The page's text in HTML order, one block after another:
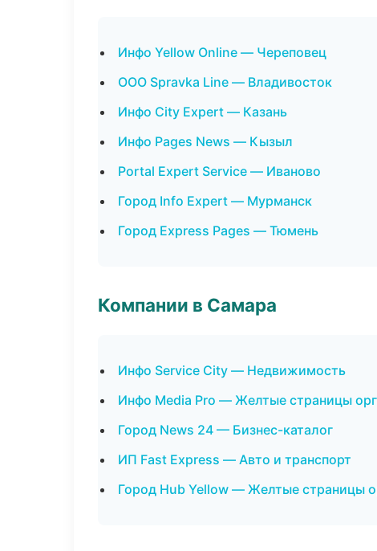
Инфо Yellow Online — Череповец
ООО Spravka Line — Владивосток
Инфо City Expert — Казань
Инфо Pages News — Кызыл
Portal Expert Service — Иваново
Город Info Expert — Мурманск
Город Express Pages — Тюмень
Компании в Самара
Инфо Service City — Недвижимость
Инфо Media Pro — Желтые страницы
Город News 24 — Бизнес-каталог
ИП Fast Express — Авто и транспорт
Город Hub Yellow — Желтые страницы